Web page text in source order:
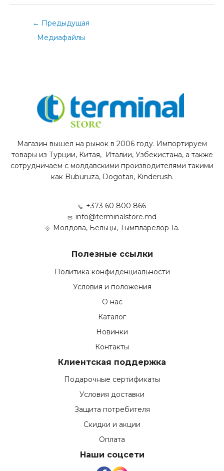
← Предыдущая
Медиафайлы
Магазин вышел на рынок в 2006 году. Импортируем
товары из Турции, Китая, Италии, Узбекистана, а также
сотрудничаем с молдавскими производителями такими
как Buburuza, Dogotari, Kinderush.
+373 60 800 866
info@terminalstore.md
Молдова, Бельцы, Тымпларелор 1а.
Полезные ссылки
Политика конфиденциальности
Условия и положения
О нас
Каталог
Новинки
Контакты
Клиентская поддержка
Подарочные сертификаты
Условия доставки
Защита потребителя
Скидки и акции
Оплата
Наши соцсети